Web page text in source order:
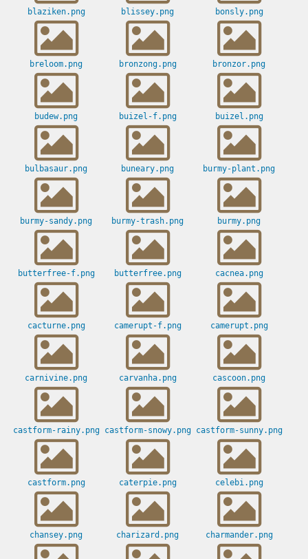
blaziken.png blissey.png bonsly.png
breloom.png bronzong.png bronzor.png
budew.png buizel-f.png buizel.png
bulbasaur.png buneary.png burmy-plant.png
burmy-sandy.png burmy-trash.png burmy.png
butterfree-f.png butterfree.png cacnea.png
cacturne.png camerupt-f.png camerupt.png
carnivine.png carvanha.png cascoon.png
castform-rainy.png castform-snowy.png castform-sunny.png
castform.png caterpie.png celebi.png
chansey.png charizard.png charmander.png